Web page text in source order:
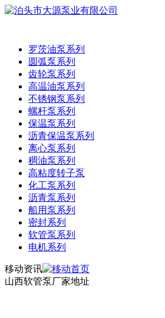
罗茨油泵系列
圆弧泵系列
齿轮泵系列
高温油泵系列
不锈钢泵系列
螺杆泵系列
保温泵系列
沥青保温泵系列
离心泵系列
稠油泵系列
高粘度转子泵
化工泵系列
沥青泵系列
船用泵系列
密封系列
软管泵系列
电机系列
移动资讯
山西软管泵厂家地址